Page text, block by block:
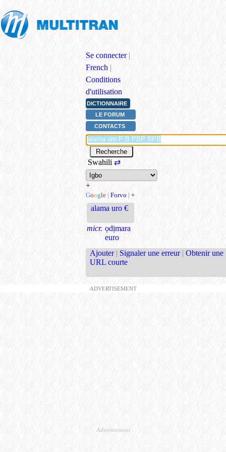
Se connecter |
French |
Conditions
d'utilisation
DICTIONNAIRE
LE FORUM
CONTACTS
Swahili ⇄
+
Google | Forvo | +
alama uro €
micr. ọdịmara
euro
Ajouter | Signaler une erreur | Obtenir une
URL courte
ADVERTISEMENT
Advertisement